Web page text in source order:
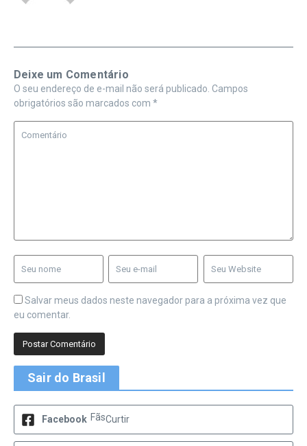
Deixe um Comentário
O seu endereço de e-mail não será publicado. Campos
obrigatórios são marcados com *
Salvar meus dados neste navegador para a próxima vez que
eu comentar.
Sair do Brasil
Facebook FãsCurtir